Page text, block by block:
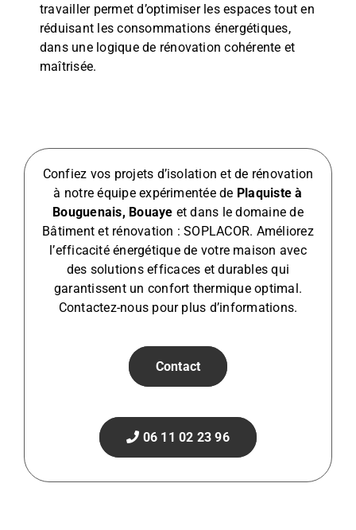
travailler permet d’optimiser les espaces tout en
réduisant les consommations énergétiques,
dans une logique de rénovation cohérente et
maîtrisée.
Confiez vos projets d’isolation et de rénovation
à notre équipe expérimentée de Plaquiste à
Bouguenais, Bouaye et dans le domaine de
Bâtiment et rénovation : SOPLACOR. Améliorez
l’efficacité énergétique de votre maison avec
des solutions efficaces et durables qui
garantissent un confort thermique optimal.
Contactez-nous pour plus d’informations.
Contact
06 11 02 23 96